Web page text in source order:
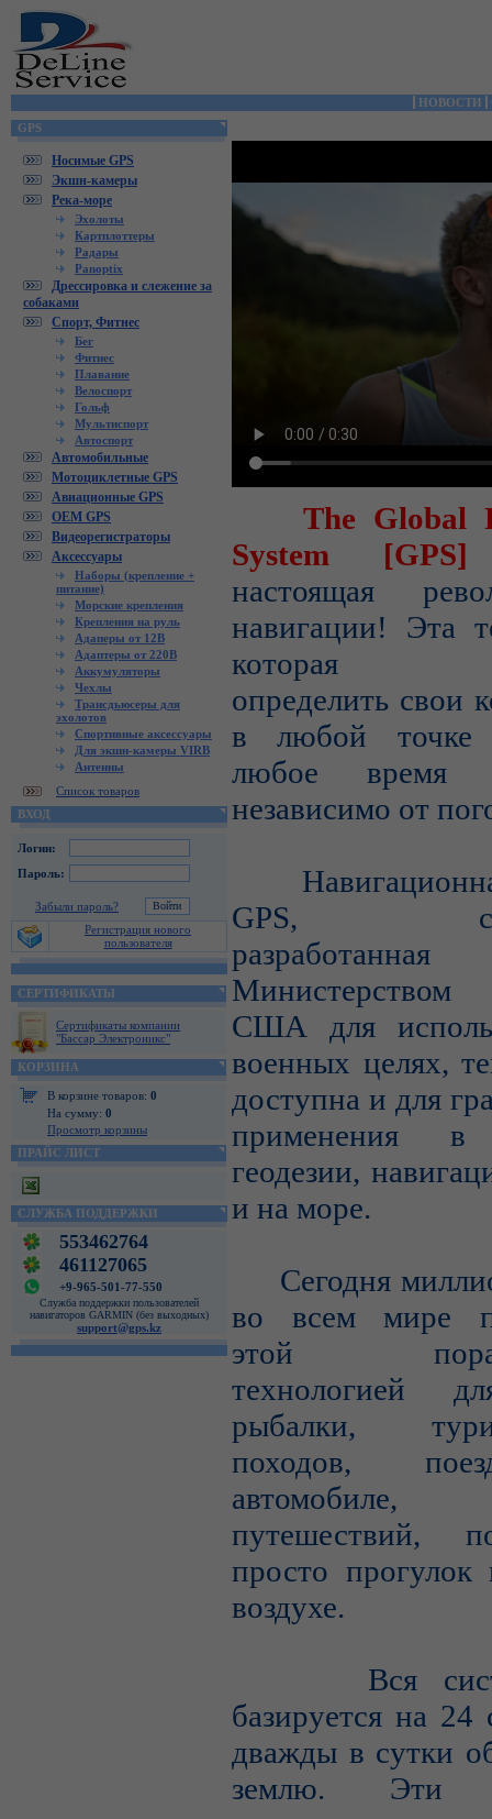
НОВОСТИ
GPS
Носимые GPS
Экшн-камеры
Река-море
Эхолоты
Картплоттеры
Радары
Panoptix
Дрессировка и слежение за
собаками
Спорт, Фитнес
Бег
Фитнес
Плавание
Велоспорт
Гольф
Мультиспорт
Автоспорт
Автомобильные
Мотоциклетные GPS
Авиационные GPS
OEM GPS
Видеорегистраторы
Аксессуары
Наборы (крепление +
питание)
Морские крепления
Крепления на руль
Адаперы от 12В
Адаптеры от 220В
Аккумуляторы
Чехлы
Трансдьюсеры для
эхолотов
Спортивные аксессуары
Для экшн-камеры VIRB
Антенны
Список товаров
ВХОД
Логин:
Пароль:
Забыли пароль?
Регистрация нового
пользователя
СЕРТИФИКАТЫ
Сертификаты компании
"Бассар Электроникс"
КОРЗИНА
В корзине товаров: 0
На сумму: 0
Просмотр корзины
ПРАЙС ЛИСТ
СЛУЖБА ПОДДЕРЖКИ
553462764
461127065
+9-965-501-77-550
Служба поддержки пользователей
навигаторов GARMIN (без выходных)
support@gps.kz
The Global
System
настоящая
навигации! Эта
которая
определить свои
в любой точке
любое время
независимо от
GPS,
разработанная
США для
военных целях,
доступна и для
применения в
геодезии,
и на море.
Сегодня
во всем мире
этой
технологией
рыбалки,
походов,
автомобиле,
путешествий,
просто
воздухе.
Вся
базируется на 24
дважды в сутки
землю. Эти